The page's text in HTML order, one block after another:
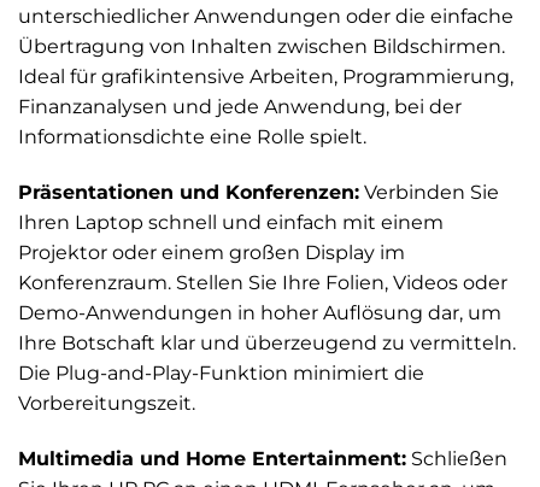
unterschiedlicher Anwendungen oder die einfache
Übertragung von Inhalten zwischen Bildschirmen.
Ideal für grafikintensive Arbeiten, Programmierung,
Finanzanalysen und jede Anwendung, bei der
Informationsdichte eine Rolle spielt.
Präsentationen und Konferenzen: Verbinden Sie
Ihren Laptop schnell und einfach mit einem
Projektor oder einem großen Display im
Konferenzraum. Stellen Sie Ihre Folien, Videos oder
Demo-Anwendungen in hoher Auflösung dar, um
Ihre Botschaft klar und überzeugend zu vermitteln.
Die Plug-and-Play-Funktion minimiert die
Vorbereitungszeit.
Multimedia und Home Entertainment: Schließen